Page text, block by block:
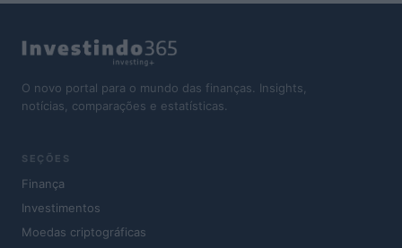
O novo portal para o mundo das finanças. Insights,
notícias, comparações e estatísticas.
SEÇÕES
Finança
Investimentos
Moedas criptográficas